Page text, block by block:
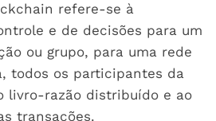
refere-se à
e de decisões para um
ou grupo, para uma rede
todos os participantes da
livro-razão distribuído e ao
transações.